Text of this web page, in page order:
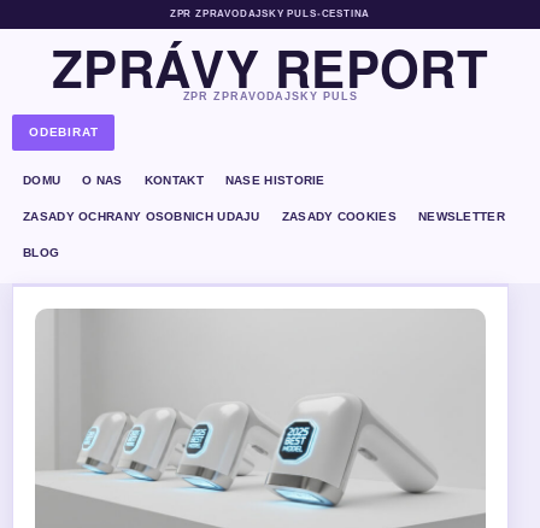
ZPR ZPRAVODAJSKY PULS•CESTINA
ZPRÁVY REPORT
ZPR ZPRAVODAJSKY PULS
ODEBIRAT
DOMU O NAS KONTAKT NASE HISTORIE
ZASADY OCHRANY OSOBNICH UDAJU ZASADY COOKIES NEWSLETTER
BLOG